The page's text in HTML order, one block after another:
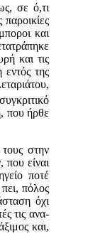
σε ό,τι
και
και τις
εντός της
που ήρθε
τους στην
είναι
ποτέ
πόλος
όχι
τις ανα­
και,